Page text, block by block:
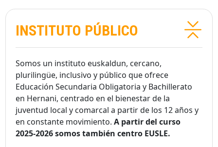
INSTITUTO PÚBLICO
Somos un instituto euskaldun, cercano,
plurilingüe, inclusivo y público que ofrece
Educación Secundaria Obligatoria y Bachillerato
en Hernani, centrado en el bienestar de la
juventud local y comarcal a partir de los 12 años y
en constante movimiento.A partir del curso
2025-2026 somos también centro EUSLE.